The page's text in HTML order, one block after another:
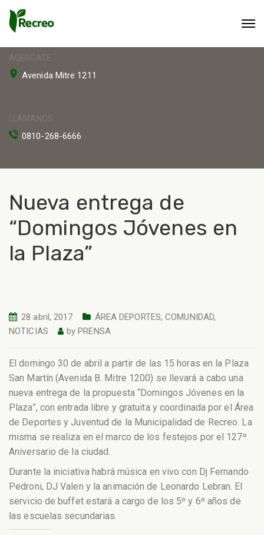
ACERCATE
Avenida Mitre 1211
LLAMANOS
0810-268-6666
Nueva entrega de
“Domingos Jóvenes en
la Plaza”
28 abril, 2017 ÁREA DEPORTES,COMUNIDAD,
NOTICIAS
byPRENSA
El domingo 30 de abril a partir de las 15 horas en la Plaza
San Martín (Avenida B. Mitre 1200) se llevará a cabo una
nueva entrega de la propuesta “Domingos Jóvenes en la
Plaza”, con entrada libre y gratuita y coordinada por el Área
de Deportes y Juventud de la Municipalidad de Recreo. La
misma se realiza en el marco de los festejos por el 127º
Aniversario de la ciudad.
Durante la iniciativa habrá música en vivo con Dj Fernando
Pedroni, DJ Valen y la animación de Leonardo Lebran. El
servicio de buffet estará a cargo de los 5º y 6º años de
las escuelas secundarias.